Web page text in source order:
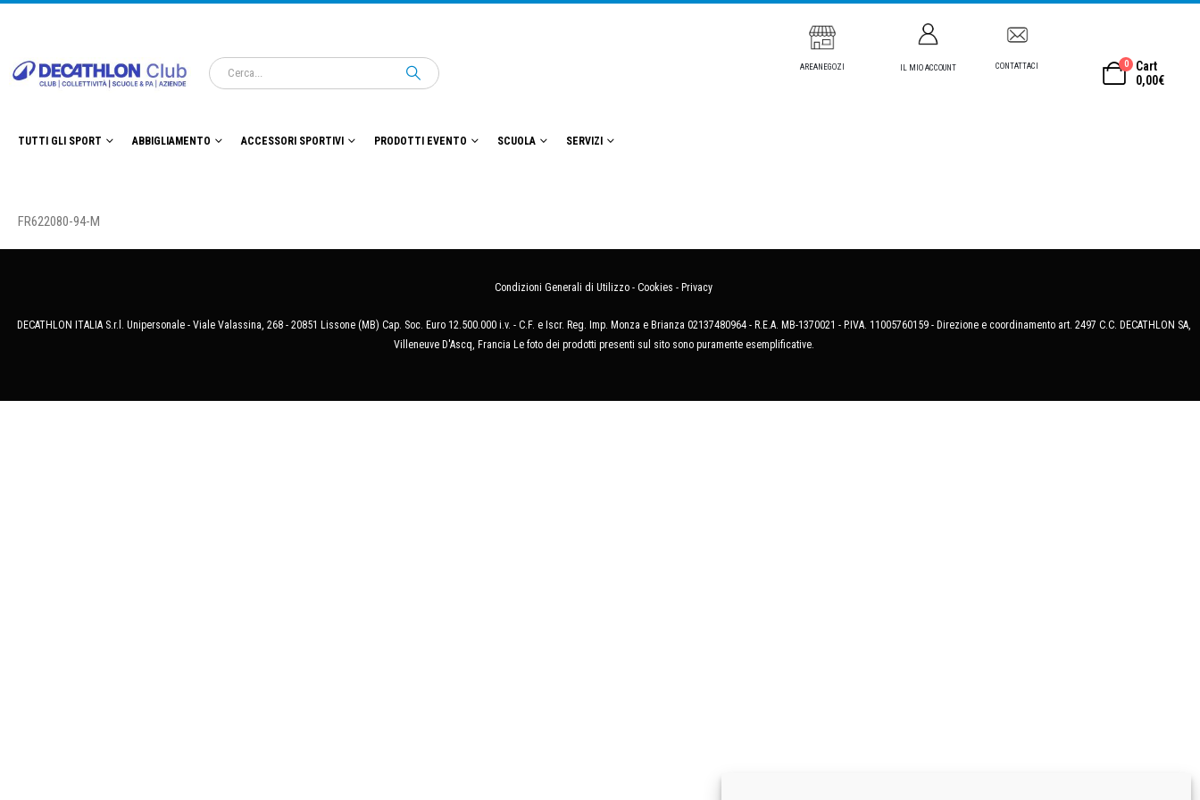
AREANEGOZI IL MIO ACCOUNT CONTATTACI 0
Cart
0,00€
TUTTI GLI SPORT ABBIGLIAMENTO ACCESSORI SPORTIVI PRODOTTI EVENTO SCUOLA SERVIZI
FR622080-94-M
Condizioni Generali di Utilizzo - Cookies - Privacy
DECATHLON ITALIA S.r.l. Unipersonale - Viale Valassina, 268 - 20851 Lissone (MB) Cap. Soc. Euro 12.500.000 i.v. - C.F. e Iscr. Reg. Imp. Monza e Brianza 02137480964 - R.E.A. MB-1370021 - P.IVA. 11005760159 - Direzione e coordinamento art. 2497 C.C. DECATHLON SA,
Villeneuve D'Ascq, Francia Le foto dei prodotti presenti sul sito sono puramente esemplificative.